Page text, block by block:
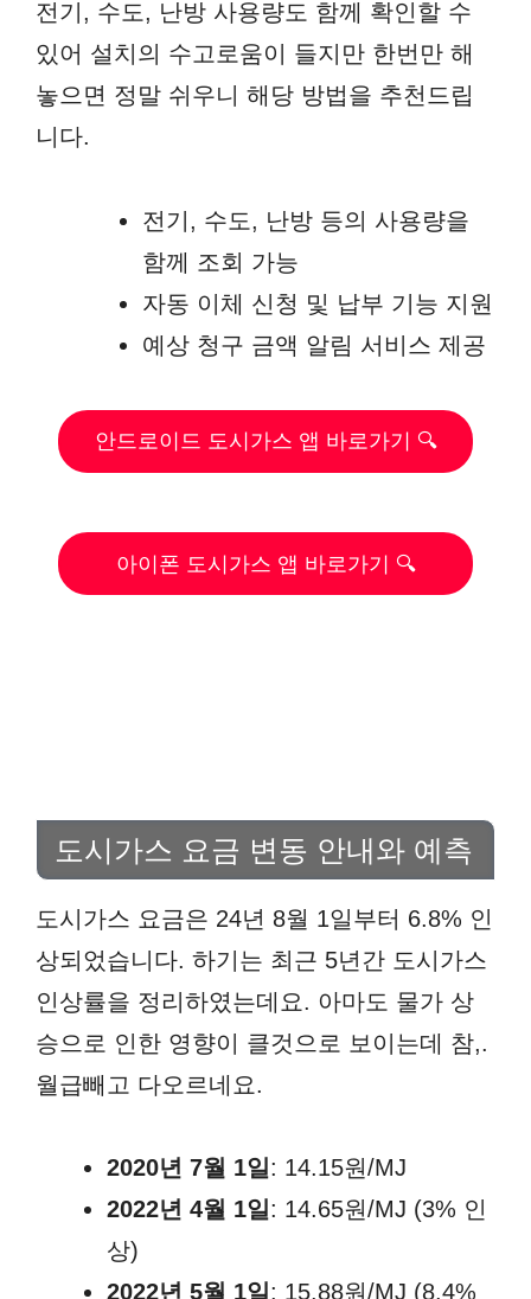
전기, 수도, 난방 사용량도 함께 확인할 수
있어 설치의 수고로움이 들지만 한번만 해
놓으면 정말 쉬우니 해당 방법을 추천드립
니다.
전기, 수도, 난방 등의 사용량을
함께 조회 가능
자동 이체 신청 및 납부 기능 지원
예상 청구 금액 알림 서비스 제공
안드로이드 도시가스 앱 바로가기 🔍
아이폰 도시가스 앱 바로가기 🔍
도시가스 요금 변동 안내와 예측
도시가스 요금은 24년 8월 1일부터 6.8% 인
상되었습니다. 하기는 최근 5년간 도시가스
인상률을 정리하였는데요. 아마도 물가 상
승으로 인한 영향이 클것으로 보이는데 참,.
월급빼고 다오르네요.
2020년 7월 1일 : 14.15원/MJ
2022년 4월 1일 : 14.65원/MJ (3% 인
상)
2022년 5월 1일 : 15.88원/MJ (8.4%